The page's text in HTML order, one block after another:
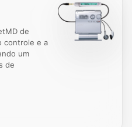
de
controle e a
um
de